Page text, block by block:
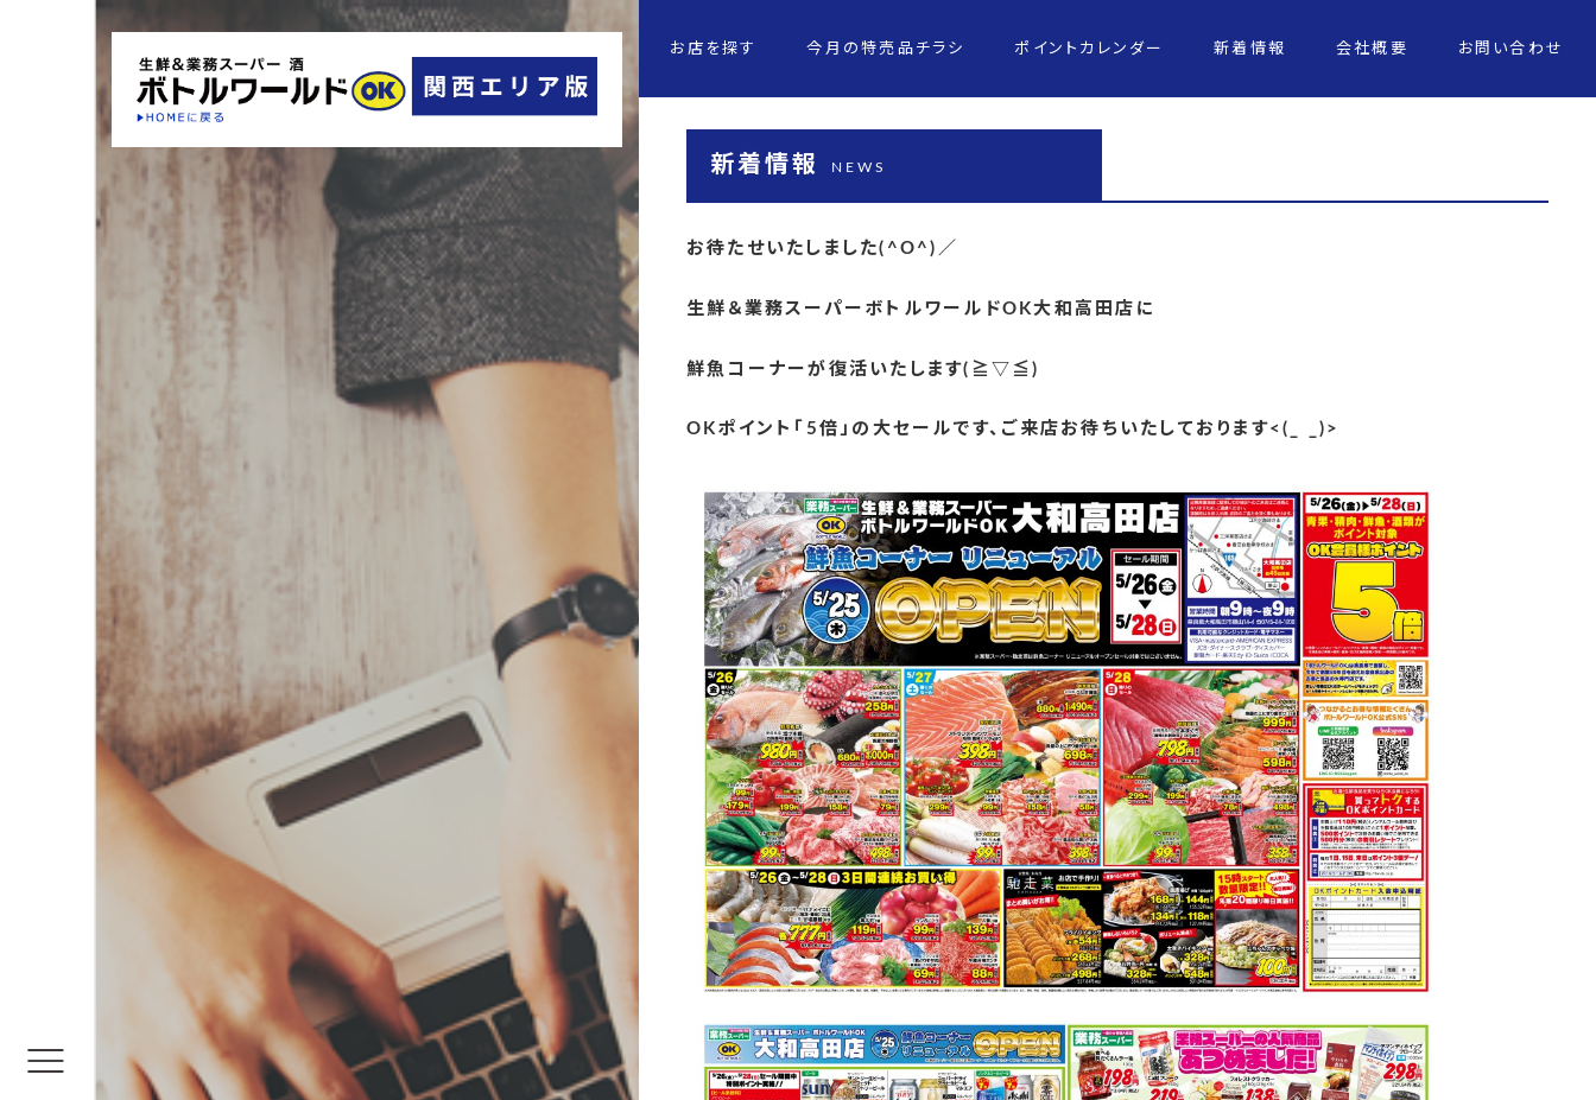
お店を探す 今月の特売品チラシ ポイントカレンダー 新着情報 会社概要 お問い合わせ
新着情報 NEWS
お待たせいたしました(^O^)／
生鮮＆業務スーパーボトルワールドOK大和高田店に
鮮魚コーナーが復活いたします(≧▽≦)
OKポイント「5倍」の大セールです、ご来店お待ちいたしております<(_ _)>